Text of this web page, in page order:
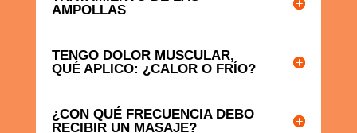
AMPOLLAS
TENGO DOLOR MUSCULAR,
QUÉ APLICO: ¿CALOR O FRÍO?
¿CON QUÉ FRECUENCIA DEBO
RECIBIR UN MASAJE?